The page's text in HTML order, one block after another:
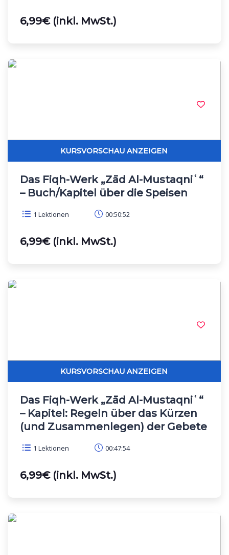
6,99€ (inkl. MwSt.)
Das Fiqh-Werk „Zād Al-Mustaqniʿ“
– Buch/Kapitel über die Speisen
1 Lektionen 00:50:52
6,99€ (inkl. MwSt.)
Das Fiqh-Werk „Zād Al-Mustaqniʿ“
– Kapitel: Regeln über das Kürzen
(und Zusammenlegen) der Gebete
1 Lektionen 00:47:54
6,99€ (inkl. MwSt.)